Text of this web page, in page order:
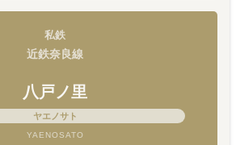
私鉄
近鉄奈良線
八戸ノ里
ヤエノサト
YAENOSATO